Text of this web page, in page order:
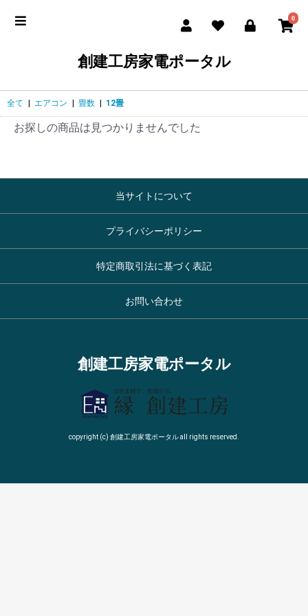
0
創建工房家電ポータル
全て エアコン 畳数 12畳
お探しの商品は見つかりませんでした
当サイトについて
プライバシーポリシー
特定商取引法に基づく表記
お問い合わせ
創建工房家電ポータル
copyright (c) 創建工房家電ポータル all rights reserved.